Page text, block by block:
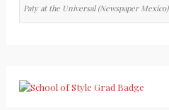
Paty at the Universal (Newspaper Mexico)